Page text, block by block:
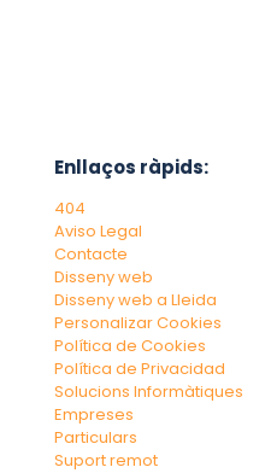
Enllaços ràpids:
404
Aviso Legal
Contacte
Disseny web
Disseny web a Lleida
Personalizar Cookies
Política de Cookies
Política de Privacidad
Solucions Informàtiques
Empreses
Particulars
Suport remot